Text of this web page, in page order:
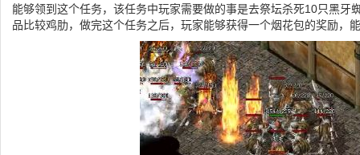
能够领到这个任务，该任务中玩家需要做的事是去祭坛杀死10只黑牙
品比较鸡肋，做完这个任务之后，玩家能够获得一个烟花包的奖励，